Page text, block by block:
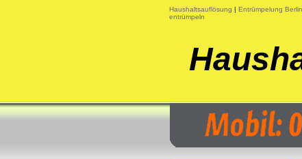
Haushaltsauflösung | Entrümpelung
entrümpeln